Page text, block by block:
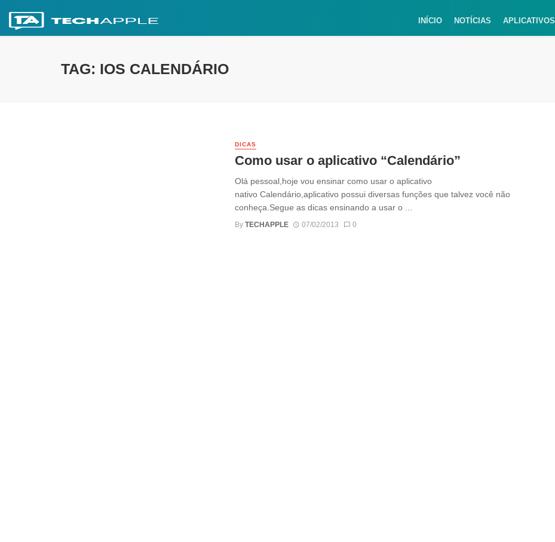
INÍCIO NOTÍCIAS APLICATIVOS
TAG: IOS CALENDÁRIO
DICAS
Como usar o aplicativo “Calendário”
Olá pessoal,hoje vou ensinar como usar o aplicativo
nativo Calendário,aplicativo possui diversas funções que talvez você não
conheça.Segue as dicas ensinando a usar o ...
By TECHAPPLE 07/02/2013 0